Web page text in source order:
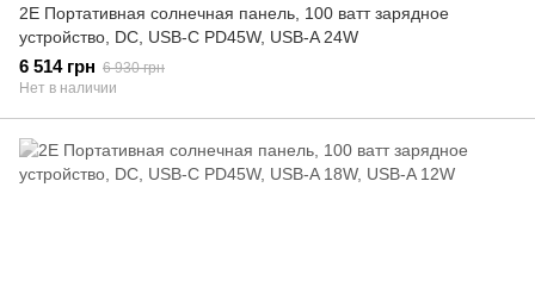
2E Портативная солнечная панель, 100 ватт зарядное
устройство, DC, USB-С PD45W, USB-A 24W
6 514 грн 6 930 грн
Нет в наличии